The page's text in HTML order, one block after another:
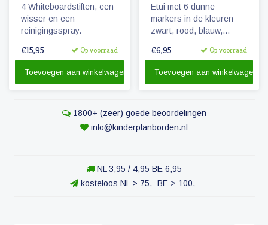
4 Whiteboardstiften, een
wisser en een
reinigingsspray.
€15,95 Op voorraad
Toevoegen aan winkelwagen
Etui met 6 dunne
markers in de kleuren
zwart, rood, blauw,
stiften zijn voorzien van
wissertje in de dop.
€6,95 Op voorraad
Toevoegen aan winkelwagen
1800+ (zeer) goede beoordelingen
info@kinderplanborden.nl
NL 3,95 / 4,95 BE 6,95
kosteloos NL > 75,- BE > 100,-